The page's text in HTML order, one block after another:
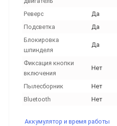
Реверс
Да
Подсветка
Да
Блокировка
шпинделя
Да
Фиксация кнопки
включения
Нет
Пылесборник
Нет
Bluetooth
Нет
Аккумулятор и время работы